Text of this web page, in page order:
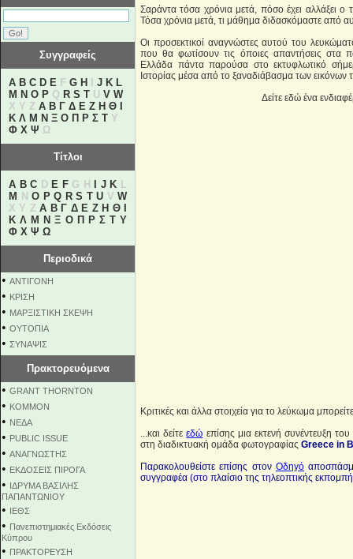
Συγγραφείς
A B C D E F G H J K L
M N O P Q R S T U V W
X Y Z Α Β Γ Δ Ε Ζ Η Θ
Κ Λ Μ Ν Ξ Ο Π Ρ Σ Τ Υ
Φ Χ Ψ Ω
Τίτλοι
A B C D E FG H J K L
M
N O P Q R S T U V W
X Y ZΑ Β Γ Δ Ε Ζ Η Θ
Κ Λ Μ Ν Ξ Ο Π Ρ Σ Τ Υ
Φ Χ Ψ Ω
Περιοδικά
• ΑΝΤΙΓΟΝΗ
• ΚΡΙΣΗ
• ΜΑΡΞΙΣΤΙΚΗ ΣΚΕΨΗ
• ΟΥΤΟΠΙΑ
• ΣΥΝΑΨΙΣ
Πρακτορευόμενα
• GRANT THORNTON
• KOMMON
• NEΔΑ
• PUBLIC ISSUE
• ΑΝΑΓΝΩΣΤΗΣ
• ΕΚΔΟΣΕΙΣ ΠΙΡΟΓΑ
• ΙΔΡΥΜΑ ΒΑΣΙΛΗΣ
ΠΑΠΑΝΤΩΝΙΟΥ
• ΙΕΘΣ
• Πανεπιστημιακές Εκδόσεις
Κύπρου
• ΠΡΑΚΤΟΡΕΥΣΗ
Σαράντα τόσα χρόνια μετά, πόσο έχει αλλάξει
Τόσα χρόνια μετά, τι μάθημα διδασκόμαστε από
Οι προσεκτικοί αναγνώστες αυτού του
που θα φωτίσουν τις όποιες απαντήσεις
Ελλάδα πάντα παρούσα στο εκτυφλωτικό
Ιστορίας μέσα από το ξαναδιάβασμα των
Δείτε εδώ ένα
Kριτικές και άλλα στοιχεία για το λεύκωμα
...και δείτεεδώ επίσης μια εκτενή συνέντευξη
στη διαδικτυακή ομάδα φωτογραφίας Greece in
Παρακολουθείστε επίσης στον Οδηγό
συγγραφέα (στο πλαίσιο της τηλεοπτικής